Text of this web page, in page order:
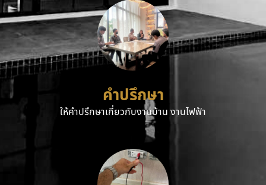
คำปรึกษา
ให้คำปรึกษาเกี่ยวกับงานบ้าน งานไฟฟ้า